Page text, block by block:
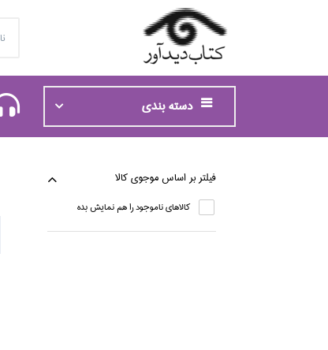
دسته بندی
فيلتر بر اساس موجوي كالا
كالاهاي ناموجود را هم نمايش بده